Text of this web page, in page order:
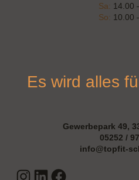
Es wird alles
Sa: 14.00
So: 10.00
Gewerbepark 49,
05252 /
info@topfit-
Instagram
LinkedIn
Facebook